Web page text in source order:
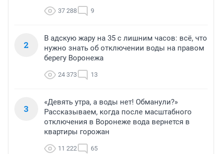
37 288 9
2
В адскую жару на 35 с лишним часов: всё, что
нужно знать об отключении воды на правом
берегу Воронежа
24 373 13
3
«Девять утра, а воды нет! Обманули?»
Рассказываем, когда после масштабного
отключения в Воронеже вода вернется в
квартиры горожан
11 222 65